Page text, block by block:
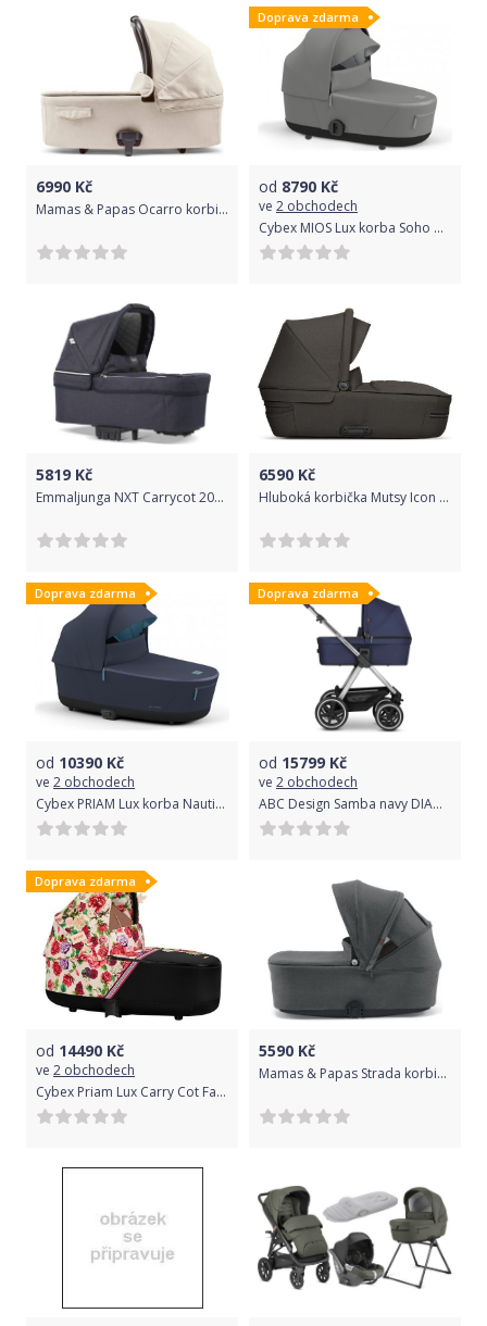
6990 Kč
Mamas & Papas Ocarro korbička Calico
Doprava zdarma
od 8790 Kč
ve 2 obchodech
Cybex MIOS Lux korba Soho Grey | mid grey 2022
5819 Kč
Emmaljunga NXT Carrycot 2020 lounge navy 30002
6590 Kč
Hluboká korbička Mutsy Icon Leisure Mountain 2020
Doprava zdarma
od 10390 Kč
ve 2 obchodech
Cybex PRIAM Lux korba Nautical Blue | navy blue 2022
Doprava zdarma
od 15799 Kč
ve 2 obchodech
ABC Design Samba navy DIAMOND EDITIONS 2021
Doprava zdarma
od 14490 Kč
ve 2 obchodech
Cybex Priam Lux Carry Cot Fashion Spring Blossom Light
5590 Kč
Mamas & Papas Strada korbička Grey Mist